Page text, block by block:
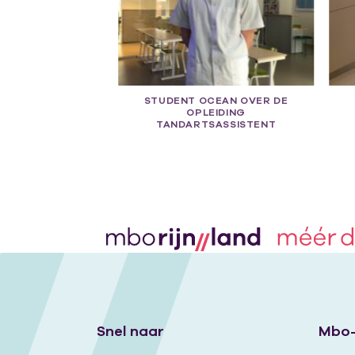
STUDENT OCEAN OVER DE
OPLEIDING
TANDARTSASSISTENT
Snel naar